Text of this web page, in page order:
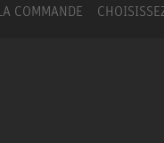
COMMANDE